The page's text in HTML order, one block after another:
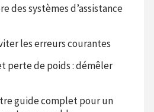
des systèmes d’assistance
les erreurs courantes
perte de poids : démêler
guide complet pour un